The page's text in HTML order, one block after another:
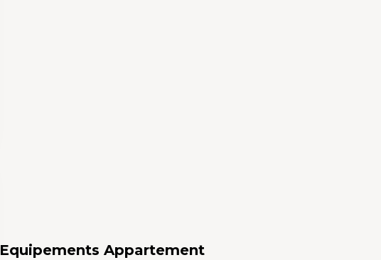
Equipements Appartement